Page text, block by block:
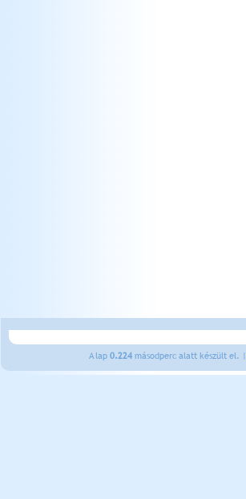
A lap 0.224 másodperc alatt készült el. |